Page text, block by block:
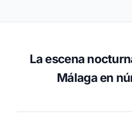
La escena
Málaga en